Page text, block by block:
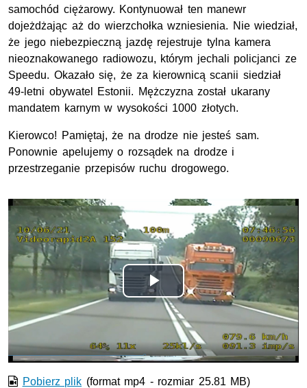
samochód ciężarowy. Kontynuował ten manewr
dojeżdżając aż do wierzchołka wzniesienia. Nie wiedział,
że jego niebezpieczną jazdę rejestruje tylna kamera
nieoznakowanego radiowozu, którym jechali policjanci ze
Speedu. Okazało się, że za kierownicą scanii siedział
49-letni obywatel Estonii. Mężczyzna został ukarany
mandatem karnym w wysokości 1000 złotych.
Kierowco! Pamiętaj, że na drodze nie jesteś sam.
Ponownie apelujemy o rozsądek na drodze i
przestrzeganie przepisów ruchu drogowego.
Opis filmu: Widok na drogę, po której jedzie ciąg
Odtwórz
wideo
Pobierz plik (format mp4 - rozmiar 25.81 MB)